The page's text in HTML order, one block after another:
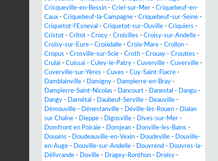
Cricqueville-en-Bessin - Criel-sur-Mer - Criquebeuf-en-
Caux - Criquebeuf-la-Campagne - Criquebeuf-sur-Seine -
Criquetot-l'Esneval - Criquetot-sur-Ouville - Criquiers -
Cristot - Critot - Crocy - Croisilles - Croisy-sur-Andelle -
Croisy-sur-Eure - Croixdalle - Croix-Mare - Crollon -
Cropus - Crosville-sur-Scie - Croth - Crouay - Crouttes -
Crulai - Cuissai - Culey-le-Patry - Cuverville - Cuverville -
Cuverville-sur-Yères - Cuves - Cuy-Saint-Fiacre -
Damblainville - Damigny - Dampierre-en-Bray -
Dampierre-Saint-Nicolas - Dancourt - Danestal - Dangu -
Dangy - Darnétal - Daubeuf-Serville - Deauville -
Démouville - Dénestanville - Déville-lès-Rouen -
Dialan
sur Chaîne - Dieppe - Digosville - Dives-sur-Mer -
Domfront en Poiraie - Domjean - Donville-les-Bains -
Douains - Doudeauville-en-Vexin - Doudeville -
Douville-
en-Auge - Douville-sur-Andelle - Douvrend -
Douvres-la-
Délivrande - Doville - Dragey-Ronthon - Droisy -